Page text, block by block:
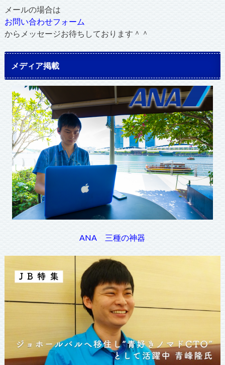
メールの場合は
お問い合わせフォーム
からメッセージお待ちしております＾＾
メディア掲載
ANA 三種の神器